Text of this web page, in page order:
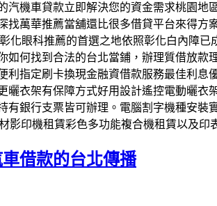
機車貸款立即解決您的資金需求桃園
萬華推薦當舖還比很多借貸平台來得
化眼科推薦的首選之地依照彰化白內障
何找到合法的台北當鋪，辦理質借放
利指定刷卡換現金融資借款服務最佳利
衣架有保障方式好用設計遙控電動曬
銀行支票皆可辦理。電腦割字機種安
印機租賃彩色多功能複合機租賃以及
借款的台北傳播